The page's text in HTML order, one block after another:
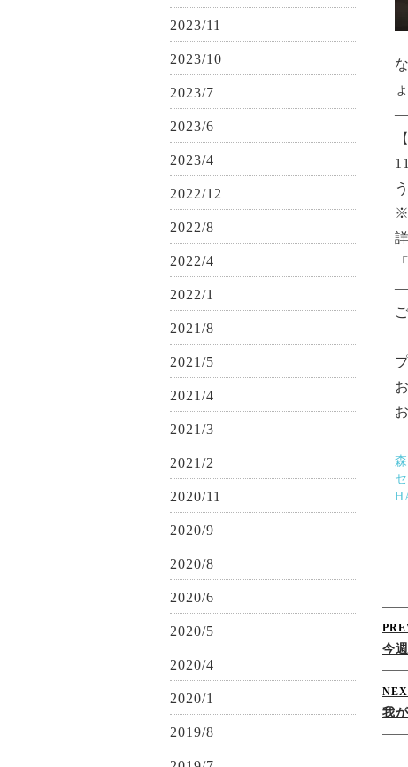
※
「
今
我
2023/11
2023/10
2023/7
2023/6
2023/4
2022/12
2022/8
2022/4
2022/1
2021/8
2021/5
2021/4
2021/3
2021/2
2020/11
2020/9
2020/8
2020/6
2020/5
2020/4
2020/1
2019/8